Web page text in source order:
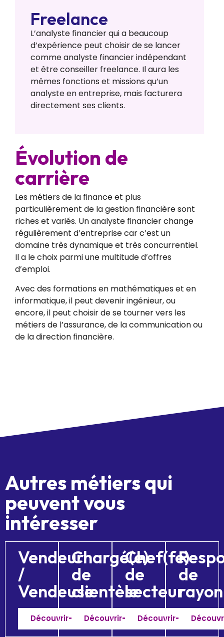
Freelance
L’analyste financier qui a beaucoup
d’expérience peut choisir de se lancer
comme analyste financier indépendant
et être conseiller freelance. Il aura les
mêmes fonctions et missions qu’un
analyste en entreprise, mais facturera
directement ses clients.
Évolution de
carrière
Les métiers de la finance et plus
particulièrement de la gestion financière sont
riches et variés. Un analyste financier change
régulièrement d’entreprise car c’est un
domaine très dynamique et très concurrentiel.
Il a le choix parmi une multitude d’offres
d’emploi.
Avec des formations en mathématiques et en
informatique, il peut devenir ingénieur, ou
encore, il peut choisir de se tourner vers les
métiers de l’assurance, de la communication ou
de la direction financière.
Autres métiers qui
peuvent vous
intéresser
Vendeur
/
Vendeuse
Découvrir
Chargé(e)
de
clientèle
Découvrir
Chef(fe)
de
secteur
Découvrir
de
rayon